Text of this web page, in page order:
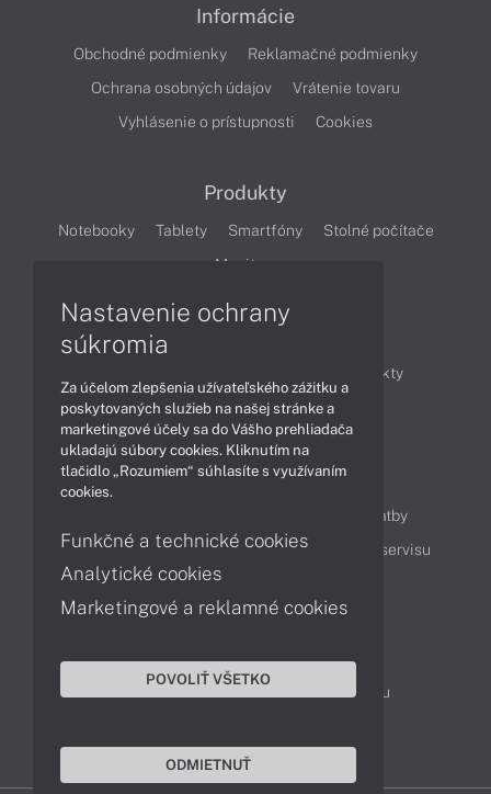
Informácie
Obchodné podmienky
Reklamačné podmienky
Ochrana osobných údajov
Vrátenie tovaru
Vyhlásenie o prístupnosti
Cookies
Produkty
Notebooky Tablety Smartfóny
Stolné počítače
Monitory
Produkty
Technológie
Videá
Obsah
Možnosti doručenia a platby
Podpora a servis
Servisné služby Cenník servisu
Kontakty
043 4224 771
Obchodné oddelenie
Reklamácia tovaru
Nastavenie ochrany
súkromia
Za účelom zlepšenia užívateľského zážitku a
poskytovaných služieb na našej stránke a
marketingové účely sa do Vášho prehliadača
ukladajú súbory cookies. Kliknutím na
tlačidlo „Rozumiem“ súhlasíte s využívaním
cookies.
Funkčné a technické cookies
Analytické cookies
Marketingové a reklamné cookies
POVOLIŤ VŠETKO
ODMIETNUŤ